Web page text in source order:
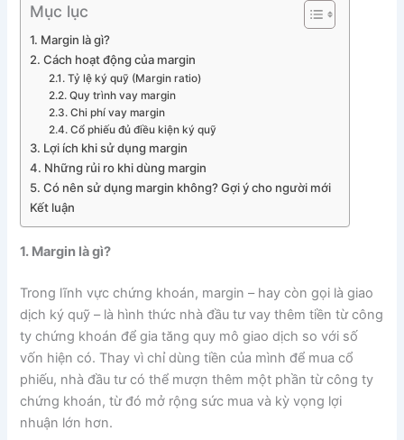
Mục lục
1. Margin là gì?
2. Cách hoạt động của margin
2.1. Tỷ lệ ký quỹ (Margin ratio)
2.2. Quy trình vay margin
2.3. Chi phí vay margin
2.4. Cổ phiếu đủ điều kiện ký quỹ
3. Lợi ích khi sử dụng margin
4. Những rủi ro khi dùng margin
5. Có nên sử dụng margin không? Gợi ý cho người mới
Kết luận
1. Margin là gì?
Trong lĩnh vực chứng khoán, margin – hay còn gọi là giao
dịch ký quỹ – là hình thức nhà đầu tư vay thêm tiền từ công
ty chứng khoán để gia tăng quy mô giao dịch so với số
vốn hiện có. Thay vì chỉ dùng tiền của mình để mua cổ
phiếu, nhà đầu tư có thể mượn thêm một phần từ công ty
chứng khoán, từ đó mở rộng sức mua và kỳ vọng lợi
nhuận lớn hơn.